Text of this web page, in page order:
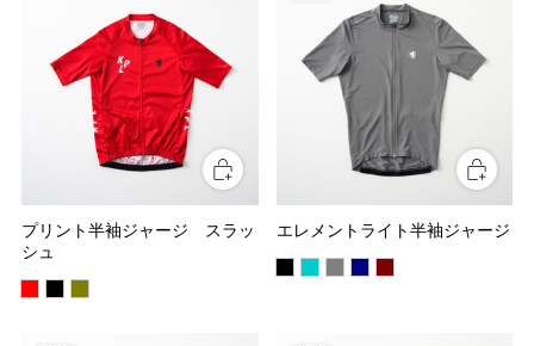
プリント半袖ジャージ スラッ
シュ
エレメントライト半袖ジャージ